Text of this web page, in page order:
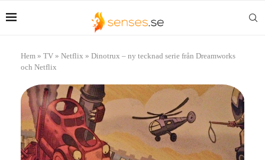
Hem » TV » Netflix » Dinotrux – ny tecknad serie från Dreamworks
och Netflix